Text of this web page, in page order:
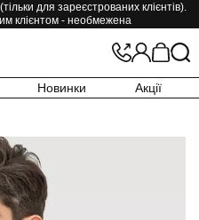
для зареєстрованих клієнтів).
клієнтом - необмежена
Новинки Акції